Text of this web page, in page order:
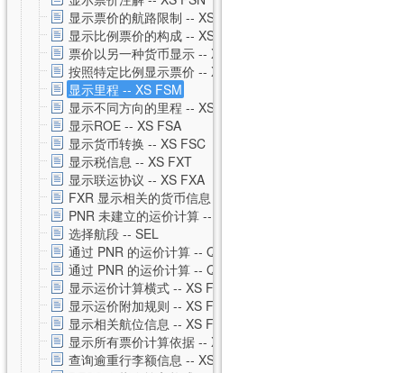
显示票价的航路限制 -- XS FSL
显示比例票价的构成 -- XS FXH
票价以另一种货币显示 -- XS FXC
按照特定比例显示票价 -- XS FXM
显示里程 -- XS FSM
显示不同方向的里程 -- XS FSO
显示ROE -- XS FSA
显示货币转换 -- XS FSC
显示税信息 -- XS FXT
显示联运协议 -- XS FXA
FXR 显示相关的货币信息 -- XS FXR
PNR 未建立的运价计算 -- XS FSP
选择航段 -- SEL
通过 PNR 的运价计算 -- QTE
通过 PNR 的运价计算 -- QTE 私有运价
显示运价计算横式 -- XS FSQ
显示运价附加规则 -- XS FSG
显示相关航位信息 -- XS FSS
显示所有票价计算依据 -- XS FSU
查询逾重行李额信息 -- XS FSB